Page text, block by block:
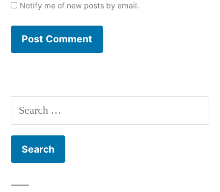
Notify me of new posts by email.
Search
for: